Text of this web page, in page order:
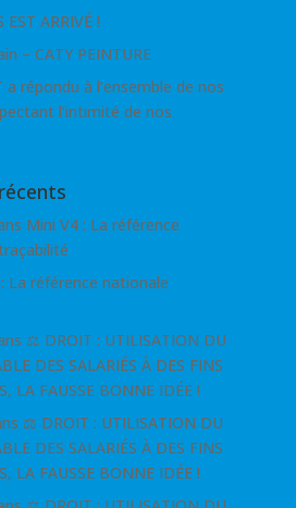
EST ARRIVÉ !
– CATY PEINTURE
a répondu à l’ensemble de nos
l’intimité de nos
Mini V4 : La référence
La référence nationale
⚖ DROIT : UTILISATION DU
DES SALARIÉS À DES FINS
LA FAUSSE BONNE IDÉE !
⚖ DROIT : UTILISATION DU
DES SALARIÉS À DES FINS
LA FAUSSE BONNE IDÉE !